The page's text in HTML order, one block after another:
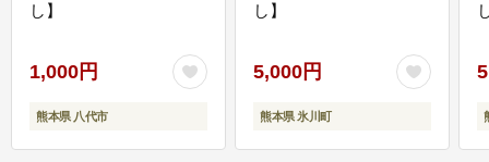
し】
1,000円
熊本県 八代市
し】
5,000円
熊本県 氷川町